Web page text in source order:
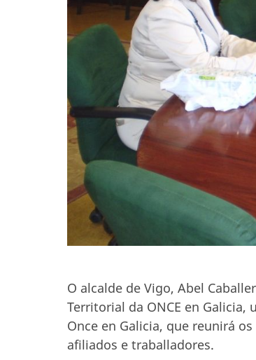
O alcalde de Vigo, Abel
Territorial da ONCE en
Once en Galicia, que reunirá
afiliados e traballadores.